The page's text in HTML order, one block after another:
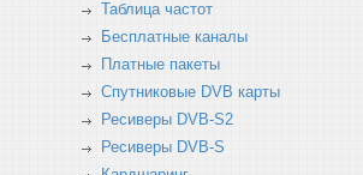
Таблица частот
Бесплатные каналы
Платные пакеты
Спутниковые DVB карты
Ресиверы DVB-S2
Ресиверы DVB-S